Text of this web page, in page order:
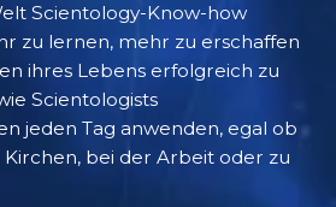
Scientology-Know-how
zu lernen, mehr zu erschaffen
ihres Lebens erfolgreich zu
Scientologists
jeden Tag anwenden, egal ob
bei der Arbeit oder zu